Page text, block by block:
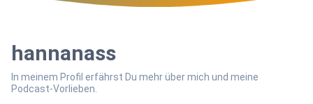
hannanass
In meinem Profil erfährst Du mehr über mich und meine
Podcast-Vorlieben.